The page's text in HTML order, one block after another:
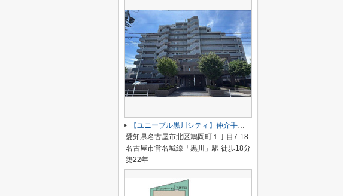
【ユニーブル黒川シティ】仲介手数料無料！城北小学校・北陵中学校
愛知県名古屋市北区鳩岡町１丁目7-18
名古屋市営名城線「黒川」駅 徒歩18分
築22年